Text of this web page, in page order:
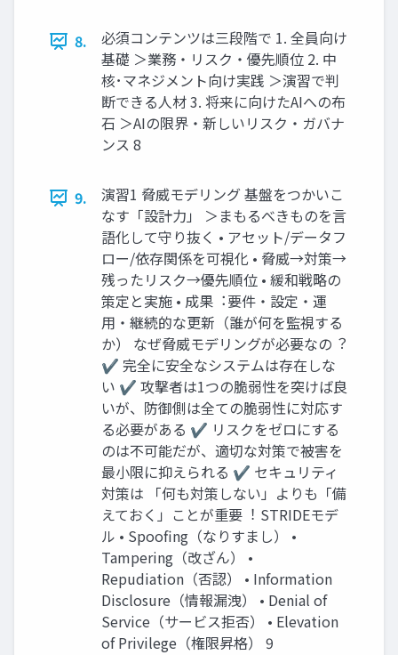
8.
必須コンテンツは三段階で 1. 全員向け
基礎 ＞業務・リスク・優先順位 2. 中
核･マネジメント向け実践 ＞演習で判
断できる⼈材 3. 将来に向けたAIへの布
⽯ ＞AIの限界・新しいリスク・ガバナ
ンス 8
9.
演習1 脅威モデリング 基盤をつかいこ
なす「設計⼒」 ＞まもるべきものを⾔
語化して守り抜く • アセット/データフ
ロー/依存関係を可視化 • 脅威→対策→
残ったリスク→優先順位 • 緩和戦略の
策定と実施 • 成果︓要件・設定・運
⽤・継続的な更新（誰が何を監視する
か） なぜ脅威モデリングが必要なの︖
✔ 完全に安全なシステムは存在しな
い ✔ 攻撃者は1つの脆弱性を突けば良
いが、防御側は全ての脆弱性に対応す
る必要がある ✔ リスクをゼロにする
のは不可能だが、適切な対策で被害を
最⼩限に抑えられる ✔ セキュリティ
対策は 「何も対策しない」よりも「備
えておく」ことが重要︕ STRIDEモデ
ル • Spooﬁng（なりすまし） •
Tampering（改ざん） •
Repudiation（否認） • Information
Disclosure（情報漏洩） • Denial of
Service（サービス拒否） • Elevation
of Privilege（権限昇格） 9